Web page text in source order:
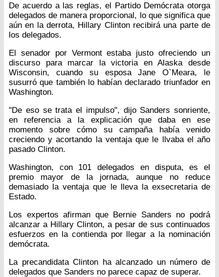
De acuerdo a las reglas, el Partido Demócrata otorga
delegados de manera proporcional, lo que significa que
aún en la derrota, Hillary Clinton recibirá una parte de
los delegados.
El senador por Vermont estaba justo ofreciendo un
discurso para marcar la victoria en Alaska desde
Wisconsin, cuando su esposa Jane O`Meara, le
susurró que también lo habían declarado triunfador en
Washington.
"De eso se trata el impulso", dijo Sanders sonriente,
en referencia a la explicación que daba en ese
momento sobre cómo su campaña había venido
creciendo y acortando la ventaja que le llvaba el año
pasado Clinton.
Washington, con 101 delegados en disputa, es el
premio mayor de la jornada, aunque no reduce
demasiado la ventaja que le lleva la exsecretaria de
Estado.
Los expertos afirman que Bernie Sanders no podrá
alcanzar a Hillary Clinton, a pesar de sus continuados
esfuerzos en la contienda por llegar a la nominación
demócrata.
La precandidata Clinton ha alcanzado un número de
delegados que Sanders no parece capaz de superar.